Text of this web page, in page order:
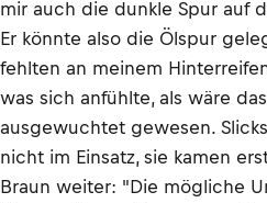
mir auch die dunkle Spur auf
Er könnte also die Ölspur
fehlten an meinem
was sich anfühlte, als wäre
ausgewuchtet gewesen.
nicht im Einsatz, sie kamen
Braun weiter: "Die mögliche